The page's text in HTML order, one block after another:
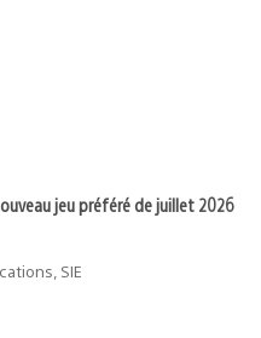
jeu préféré de juillet 2026
SIE